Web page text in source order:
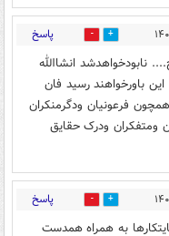
3 پاسخ
نابودخواهدشد انشاالله
این باورخواهند رسید فان
فرعونیان ودگرمنکران
ومتفکران ودرک حقایق
4 پاسخ
به همراه همدست